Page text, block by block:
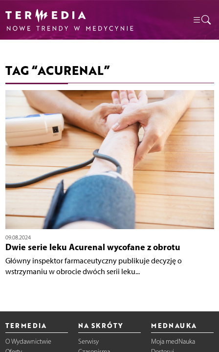
TAG “ACURENAL”
09.08.2024
Dwie serie leku Acurenal wycofane z obrotu
Główny inspektor farmaceutyczny publikuje decyzję o
wstrzymaniu w obrocie dwóch serii leku...
TERMEDIA
O Wydawnictwie
NA SKRÓTY
Serwisy
MEDNAUKA
Moja medNauka